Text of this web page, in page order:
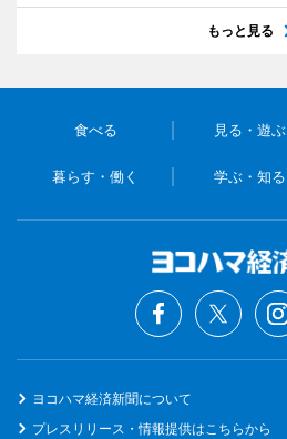
もっと見る
食べる 見る・遊ぶ
暮らす・働く 学ぶ・知る
ヨコハマ経済新聞について
プレスリリース・情報提供はこちらから